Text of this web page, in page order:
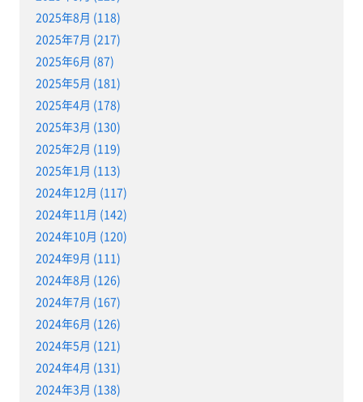
2025年8月 (118)
2025年7月 (217)
2025年6月 (87)
2025年5月 (181)
2025年4月 (178)
2025年3月 (130)
2025年2月 (119)
2025年1月 (113)
2024年12月 (117)
2024年11月 (142)
2024年10月 (120)
2024年9月 (111)
2024年8月 (126)
2024年7月 (167)
2024年6月 (126)
2024年5月 (121)
2024年4月 (131)
2024年3月 (138)